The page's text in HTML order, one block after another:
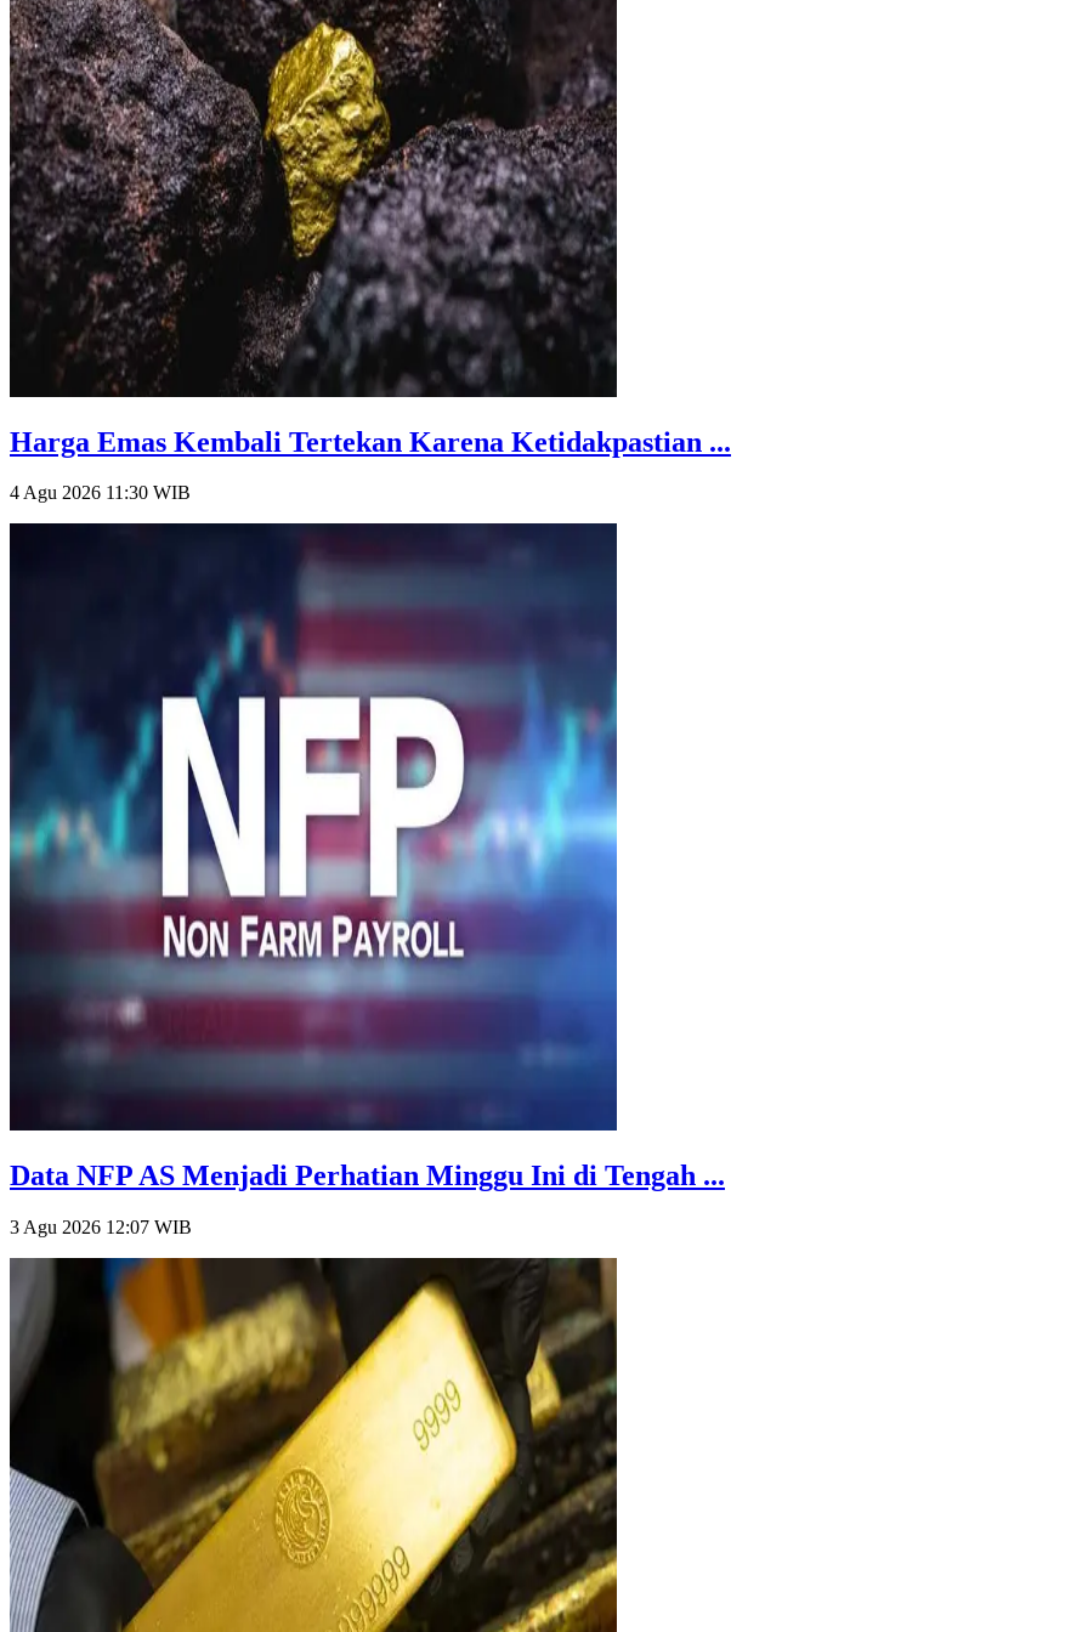
Harga Emas Kembali Tertekan Karena Ketidakpastian ...
4 Agu 2026 11:30 WIB
Data NFP AS Menjadi Perhatian Minggu Ini di Tengah ...
3 Agu 2026 12:07 WIB